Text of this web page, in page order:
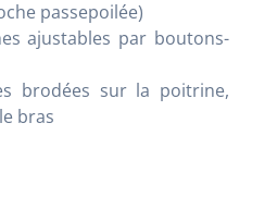
passepoilée)
ajustables par boutons-
brodées sur la poitrine,
bras